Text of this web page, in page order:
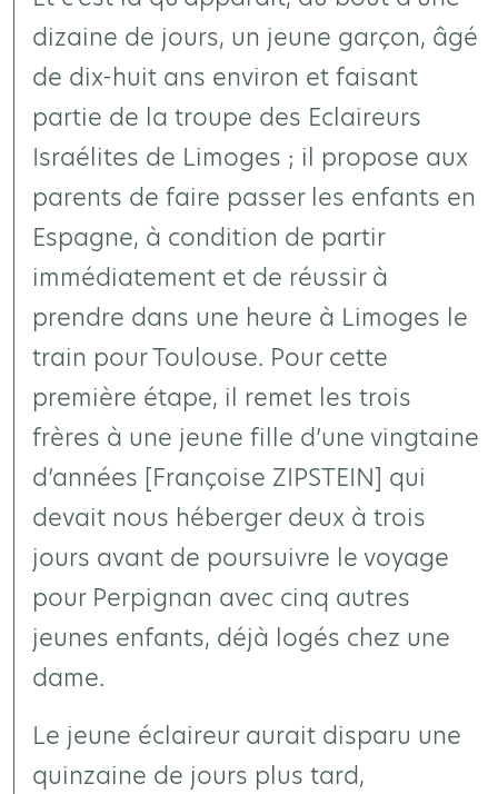
dizaine de jours, un jeune garçon, âgé
de dix-huit ans environ et faisant
partie de la troupe des Eclaireurs
Israélites de Limoges ; il propose aux
parents de faire passer les enfants en
Espagne, à condition de partir
immédiatement et de réussir à
prendre dans une heure à Limoges le
train pour Toulouse. Pour cette
première étape, il remet les trois
frères à une jeune fille d’une vingtaine
d’années [Françoise ZIPSTEIN] qui
devait nous héberger deux à trois
jours avant de poursuivre le voyage
pour Perpignan avec cinq autres
jeunes enfants, déjà logés chez une
dame.
Le jeune éclaireur aurait disparu une
quinzaine de jours plus tard,